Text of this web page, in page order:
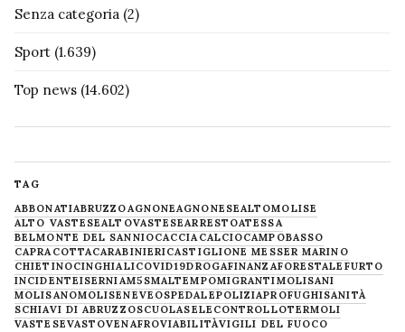
Senza categoria (2)
Sport (1.639)
Top news (14.602)
TAG
ABBONATIABRUZZOAGNONEAGNONESEALTOMOLISE
ALTO VASTESEALTOVASTESEARRESTOATESSA
BELMONTE DEL SANNIOCACCIACALCIOCAMPOBASSO
CAPRACOTTACARABINIERICASTIGLIONE MESSER MARINO
CHIETINOCINGHIALICOVID19DROGAFINANZAFORESTALE FURTO
INCIDENTEISERNIAM5SMALTEMPOMIGRANTIMOLISANI
MOLISANOMOLISENEVE OSPEDALEPOLIZIAPROFUGHISANITÀ
SCHIAVI DI ABRUZZOSCUOLASELECONTROLLOTERMOLI
VASTESEVASTOVENAFROVIABILITÀVIGILI DEL FUOCO